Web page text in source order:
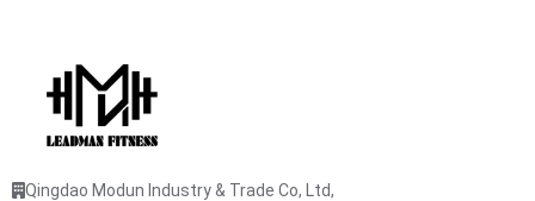
Qingdao Modun Industry & Trade Co, Ltd,